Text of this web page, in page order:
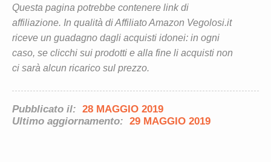
Questa pagina potrebbe contenere link di
affiliazione. In qualità di Affiliato Amazon Vegolosi.it
riceve un guadagno dagli acquisti idonei: in ogni
caso, se clicchi sui prodotti e alla fine li acquisti non
ci sarà alcun ricarico sul prezzo.
Pubblicato il: 28 MAGGIO 2019
Ultimo aggiornamento: 29 MAGGIO 2019